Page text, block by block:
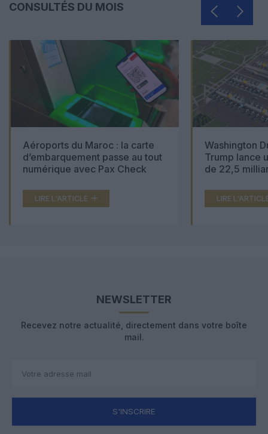
CONSULTÉS DU MOIS
Aéroports du Maroc : la carte
d’embarquement passe au tout
numérique avec Pax Check
LIRE L'ARTICLE
Washington
Trump lance
de 22,5
LIRE
NEWSLETTER
Recevez notre actualité, directement dans votre boîte
mail.
S'INSCRIRE